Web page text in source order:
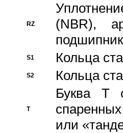
RZ
(NBR),
S1 Кольца
S2 Кольца
T
Буква T
или